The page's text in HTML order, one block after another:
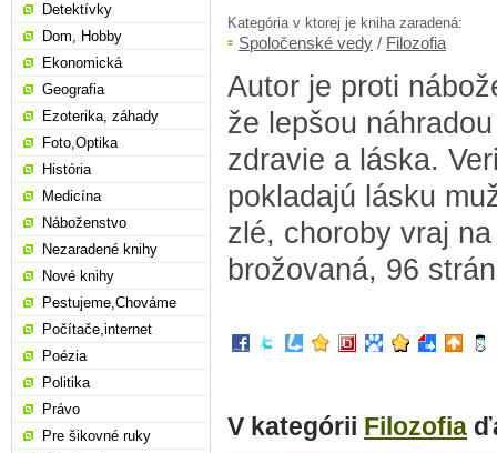
Kategória v ktorej je kniha zaradená:
Spoločenské vedy / Filozofia
Autor je proti
že lepšou
zdravie a láska.
pokladajú lásku
zlé, choroby vraj
brožovaná, 96 strán
V kategórii Filozofia
Detektívky
Dom, Hobby
Ekonomická
Geografia
Ezoterika, záhady
Foto,Optika
História
Medicína
Náboženstvo
Nezaradené knihy
Nové knihy
Pestujeme,Chováme
Počítače,internet
Poézia
Politika
Právo
Pre šikovné ruky